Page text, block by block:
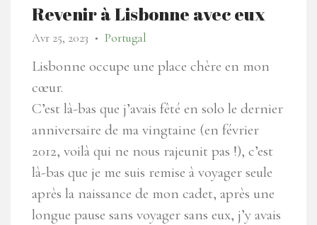
Revenir à Lisbonne avec eux
Avr 25, 2023 ● Portugal
Lisbonne occupe une place chère en mon
cœur.
C’est là-bas que j’avais fêté en solo le dernier
anniversaire de ma vingtaine (en février
2012, voilà qui ne nous rajeunit pas !), c’est
là-bas que je me suis remise à voyager seule
après la naissance de mon cadet, après une
longue pause sans voyager sans eux, j’y avais